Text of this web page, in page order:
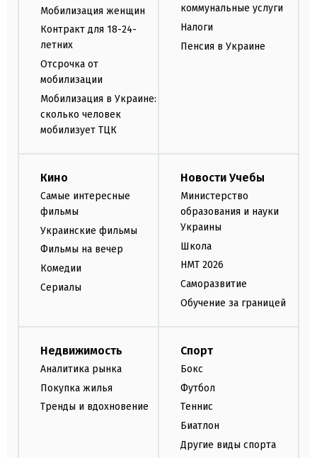
Мобилизация женщин
Контракт для 18-24-
летних
Отсрочка от
мобилизации
Мобилизация в Украине:
сколько человек
мобилизует ТЦК
коммунальные услуги
Налоги
Пенсия в Украине
Кино
Самые интересные
фильмы
Украинские фильмы
Фильмы на вечер
Комедии
Сериалы
Новости Учебы
Министерство
образования и науки
Украины
Школа
НМТ 2026
Саморазвитие
Обучение за границей
Недвижимость
Аналитика рынка
Покупка жилья
Тренды и вдохновение
Спорт
Бокс
Футбол
Теннис
Биатлон
Другие виды спорта